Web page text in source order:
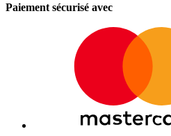
Paiement sécurisé avec